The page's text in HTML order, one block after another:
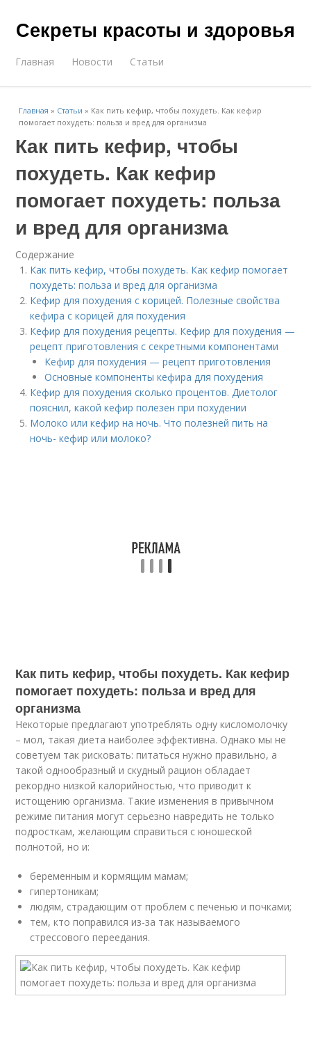
Секреты красоты и здоровья
Главная Новости Статьи
Главная » Статьи » Как пить кефир, чтобы похудеть. Как кефир
помогает похудеть: польза и вред для организма
Как пить кефир, чтобы
похудеть. Как кефир
помогает похудеть: польза
и вред для организма
Содержание
Как пить кефир, чтобы похудеть. Как кефир помогает
похудеть: польза и вред для организма
Кефир для похудения с корицей. Полезные свойства
кефира с корицей для похудения
Кефир для похудения рецепты. Кефир для похудения —
рецепт приготовления с секретными компонентами
Кефир для похудения — рецепт приготовления
Основные компоненты кефира для похудения
Кефир для похудения сколько процентов. Диетолог
пояснил, какой кефир полезен при похудении
Молоко или кефир на ночь. Что полезней пить на
ночь- кефир или молоко?
Как пить кефир, чтобы похудеть. Как кефир
помогает похудеть: польза и вред для
организма
Некоторые предлагают употреблять одну кисломолочку
– мол, такая диета наиболее эффективна. Однако мы не
советуем так рисковать: питаться нужно правильно, а
такой однообразный и скудный рацион обладает
рекордно низкой калорийностью, что приводит к
истощению организма. Такие изменения в привычном
режиме питания могут серьезно навредить не только
подросткам, желающим справиться с юношеской
полнотой, но и:
беременным и кормящим мамам;
гипертоникам;
людям, страдающим от проблем с печенью и почками;
тем, кто поправился из-за так называемого
стрессового переедания.